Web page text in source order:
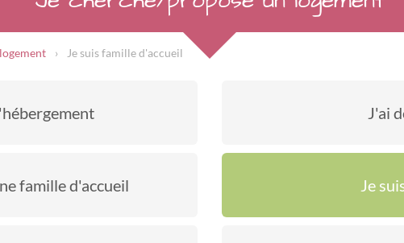
Je suis famille d'accueil
J'ai
famille d'accueil Je